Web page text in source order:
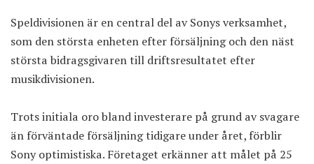
Speldivisionen är en central del av Sonys verksamhet,
som den största enheten efter försäljning och den näst
största bidragsgivaren till driftsresultatet efter
musikdivisionen.
Trots initiala oro bland investerare på grund av svagare
än förväntade försäljning tidigare under året, förblir
Sony optimistiska. Företaget erkänner att målet på 25